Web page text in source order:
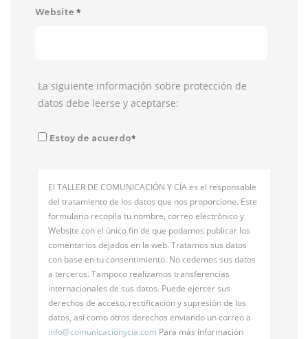
Website *
La siguiente información sobre protección de
datos debe leerse y aceptarse:
Estoy de acuerdo*
El TALLER DE COMUNICACIÓN Y CÍA es el responsable
del tratamiento de los datos que nos proporcione. Este
formulario recopila tu nombre, correo electrónico y
Website con el único fin de que podamos publicar los
comentarios dejados en la web. Tratamos sus datos
con base en tu consentimiento. No cedemos sus datos
a terceros. Tampoco realizamos transferencias
internacionales de sus datos. Puede ejercer sus
derechos de acceso, rectificación y supresión de los
datos, así como otros derechos enviando un correo a
info@comunicacionycia.com Para más información